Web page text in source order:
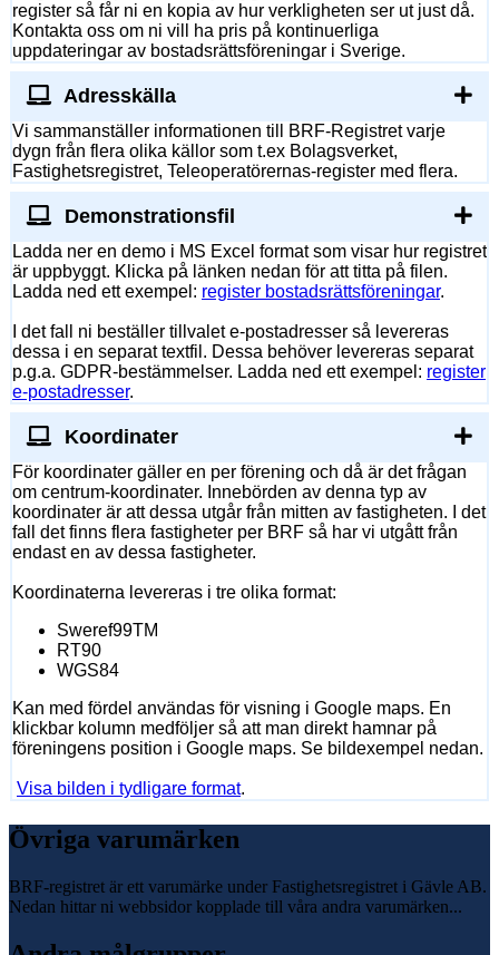
register så får ni en kopia av hur verkligheten ser ut just då.
Kontakta oss om ni vill ha pris på kontinuerliga
uppdateringar av bostadsrättsföreningar i Sverige.
Adresskälla
Vi sammanställer informationen till BRF-Registret varje
dygn från flera olika källor som t.ex Bolagsverket,
Fastighetsregistret, Teleoperatörernas-register med flera.
Demonstrationsfil
Ladda ner en demo i MS Excel format som visar hur registret
är uppbyggt. Klicka på länken nedan för att titta på filen.
Ladda ned ett exempel: register bostadsrättsföreningar.
I det fall ni beställer tillvalet e-postadresser så levereras
dessa i en separat textfil. Dessa behöver levereras separat
p.g.a. GDPR-bestämmelser. Ladda ned ett exempel: register
e-postadresser.
Koordinater
För koordinater gäller en per förening och då är det frågan
om centrum-koordinater. Innebörden av denna typ av
koordinater är att dessa utgår från mitten av fastigheten. I det
fall det finns flera fastigheter per BRF så har vi utgått från
endast en av dessa fastigheter.
Koordinaterna levereras i tre olika format:
Sweref99TM
RT90
WGS84
Kan med fördel användas för visning i Google maps. En
klickbar kolumn medföljer så att man direkt hamnar på
föreningens position i Google maps. Se bildexempel nedan.
Visa bilden i tydligare format.
Övriga varumärken
BRF-registret är ett varumärke under Fastighetsregistret i Gävle AB.
Nedan hittar ni webbsidor kopplade till våra andra varumärken...